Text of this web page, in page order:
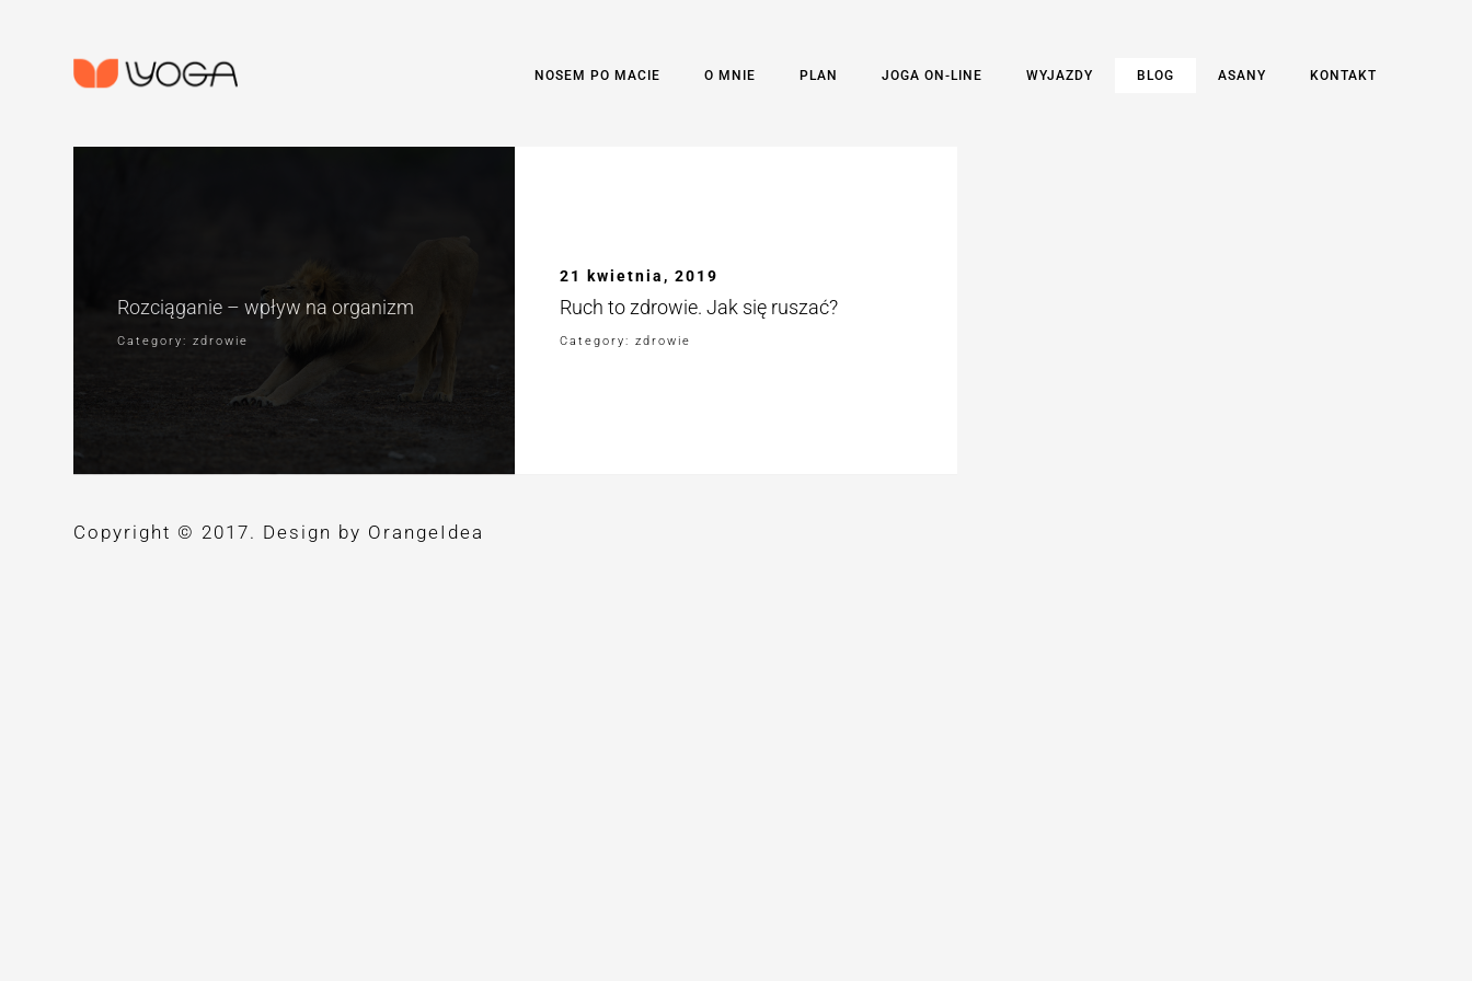
NOSEM PO MACIE O MNIE PLAN JOGA ON-LINE WYJAZDY BLOG ASANY KONTAKT
Rozciąganie – wpływ na organizm
Category: zdrowie
21 kwietnia, 2019
Ruch to zdrowie. Jak się ruszać?
Category: zdrowie
Copyright © 2017. Design by OrangeIdea